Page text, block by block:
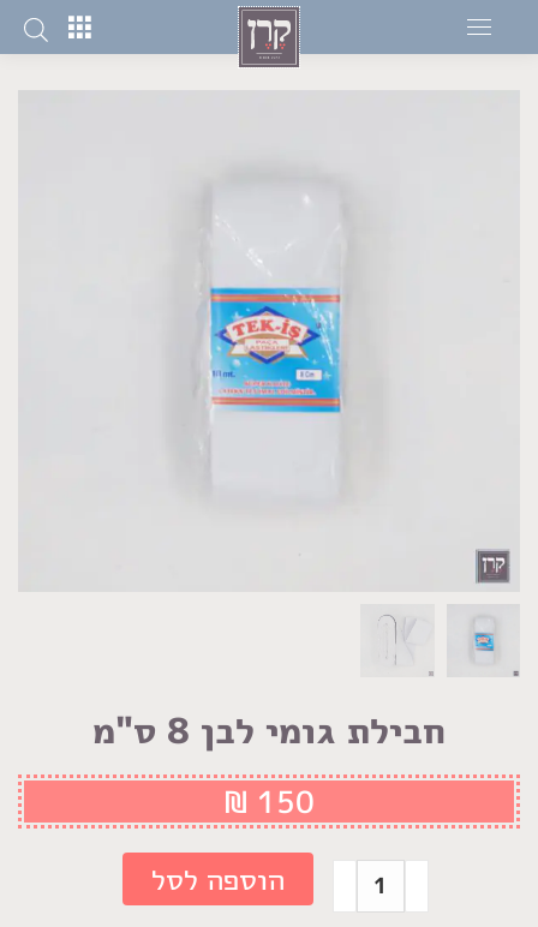
חבילת גומי לבן 8 ס"מ
₪ 150
כמות
של
הוספה לסל